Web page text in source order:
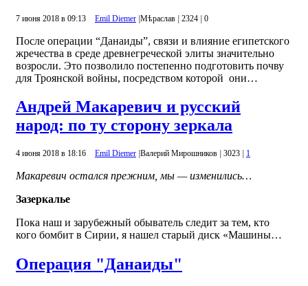
7 июня 2018 в 09:13 Emil Diemer |Mѣраслав | 2324 | 0
После операции “Данаиды”, связи и влияние египетского
жречества в среде древнегреческой элиты значительно
возросли. Это позволило постепенно подготовить почву
для Троянской войны, посредством которой они…
Андрей Макаревич и русский
народ: по ту сторону зеркала
4 июня 2018 в 18:16 Emil Diemer Валерий Мирошников 3023 1
Макаревич остался прежним, мы — изменились…
Зазеркалье
Пока наш и зарубежный обыватель следит за тем, кто
кого бомбит в Сирии, я нашел старый диск «Машины…
Операция "Данаиды"